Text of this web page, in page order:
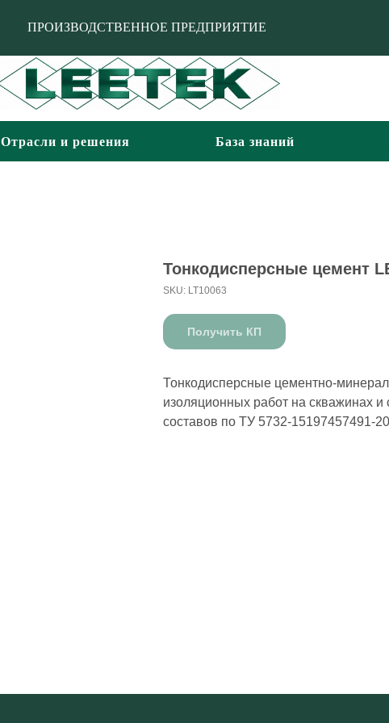
ПРОИЗВОДСТВЕННОЕ ПРЕДПРИЯТИЕ
База знаний
Отрасли и решения
Тонкодисперсные цемент
SKU: LT10063
Получить КП
Тонкодисперсные цементно-
изоляционных работ на скважинах и
составов по ТУ 5732-15197457491-